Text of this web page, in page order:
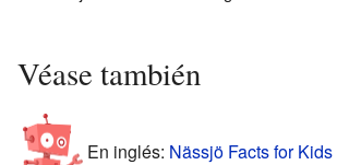
Véase también
En inglés: Nässjö Facts for Kids